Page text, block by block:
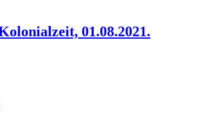
01.08.2021.